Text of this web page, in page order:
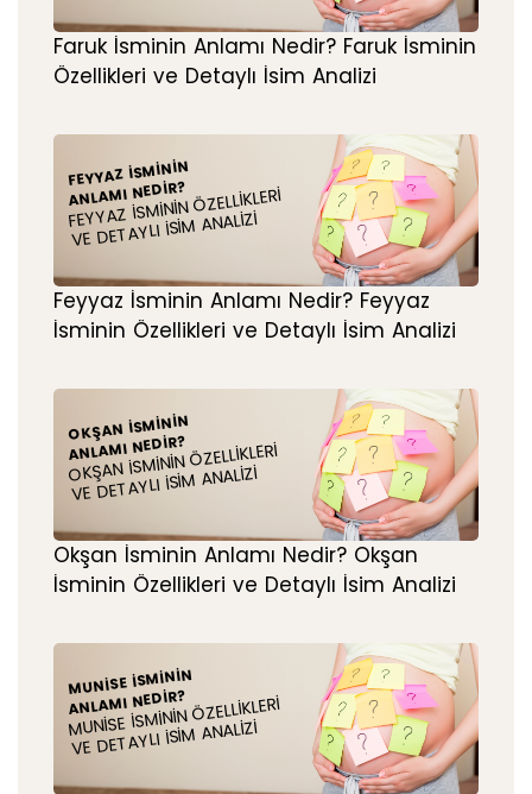
Faruk İsminin Anlamı Nedir? Faruk İsminin
Özellikleri ve Detaylı İsim Analizi
FEYYAZ İSMININ
ANLAMI NEDIR?
FEYYAZ İSMININ ÖZELLIKLERI
VE DETAYLI İSIM ANALIZI
Feyyaz İsminin Anlamı Nedir? Feyyaz
İsminin Özellikleri ve Detaylı İsim Analizi
OKŞAN İSMININ
ANLAMI NEDIR?
OKŞAN İSMININ ÖZELLIKLERI
VE DETAYLI İSIM ANALIZI
Okşan İsminin Anlamı Nedir? Okşan
İsminin Özellikleri ve Detaylı İsim Analizi
MUNISE İSMININ
ANLAMI NEDIR?
MUNISE İSMININ ÖZELLIKLERI
VE DETAYLI İSIM ANALIZI